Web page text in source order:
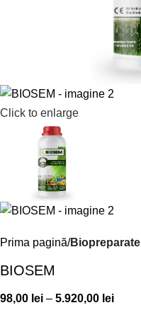
Click to enlarge
Prima pagină Biopreparate
BIOSEM
98,00 lei – 5.920,00 lei